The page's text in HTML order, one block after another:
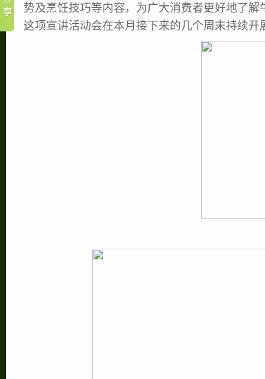
势及烹饪技巧等内容，为广大消费者更好地了
这项宣讲活动会在本月接下来的几个周末持续开